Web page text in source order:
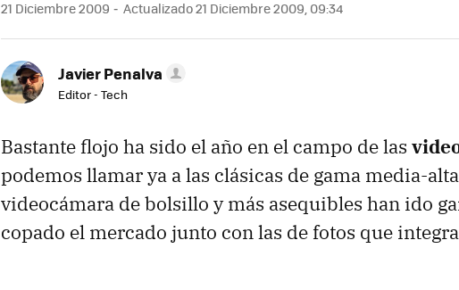
21 Diciembre 2009 Actualizado 21 Diciembre 2009, 09:34
Javier Penalva
Editor - Tech
Bastante flojo ha sido el año en el campo de las
podemos llamar ya a las clásicas de gama media-
videocámara de bolsillo y más asequibles han ido
copado el mercado junto con las de fotos que